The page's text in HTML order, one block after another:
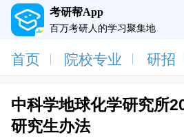
考研帮App
百万考研人的学习聚集地
首页 院校专业 研招
中科学地球化学研究所
研究生办法